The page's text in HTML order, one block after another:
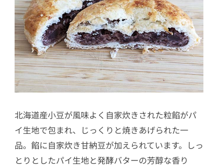
北海道産小豆が風味よく自家炊きされた粒餡がパ
イ生地で包まれ、じっくりと焼きあげられた一
品。餡に自家炊き甘納豆が加えられています。しっ
とりとしたパイ生地と発酵バターの芳醇な香り